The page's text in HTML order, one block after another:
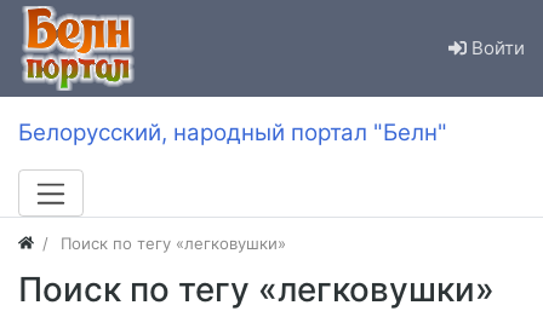
Войти
Белорусский, народный портал "Белн"
Поиск по тегу «легковушки»
Поиск по тегу «легковушки»